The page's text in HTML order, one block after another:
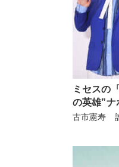
ミセスの
の英雄”ナ
古市憲寿